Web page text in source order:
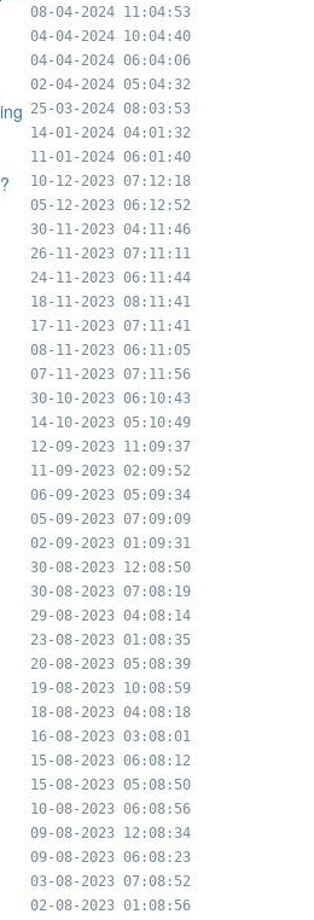
08-04-2024 11:04:53
04-04-2024 10:04:40
04-04-2024 06:04:06
02-04-2024 05:04:32
25-03-2024 08:03:53
14-01-2024 04:01:32
11-01-2024 06:01:40
10-12-2023 07:12:18
05-12-2023 06:12:52
30-11-2023 04:11:46
26-11-2023 07:11:11
24-11-2023 06:11:44
18-11-2023 08:11:41
17-11-2023 07:11:41
08-11-2023 06:11:05
07-11-2023 07:11:56
30-10-2023 06:10:43
14-10-2023 05:10:49
12-09-2023 11:09:37
11-09-2023 02:09:52
06-09-2023 05:09:34
05-09-2023 07:09:09
02-09-2023 01:09:31
30-08-2023 12:08:50
30-08-2023 07:08:19
29-08-2023 04:08:14
23-08-2023 01:08:35
20-08-2023 05:08:39
19-08-2023 10:08:59
18-08-2023 04:08:18
16-08-2023 03:08:01
15-08-2023 06:08:12
15-08-2023 05:08:50
10-08-2023 06:08:56
09-08-2023 12:08:34
09-08-2023 06:08:23
03-08-2023 07:08:52
02-08-2023 01:08:56